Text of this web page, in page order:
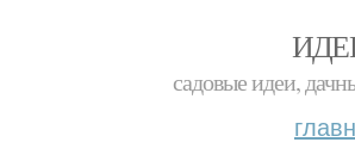
садовые идеи,